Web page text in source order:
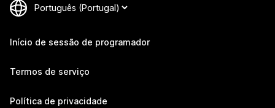
Início de sessão de programador
Termos de serviço
Política de privacidade